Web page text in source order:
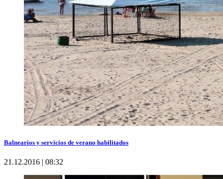
Balnearios y servicios de verano habilitados
21.12.2016 | 08:32